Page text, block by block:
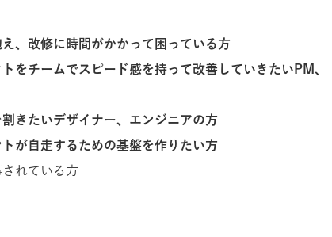
、改修に時間がかかって困っている方
をチームでスピード感を持って改善していきたいPM、
きたいデザイナー、エンジニアの方
が自走するための基盤を作りたい方
れている方